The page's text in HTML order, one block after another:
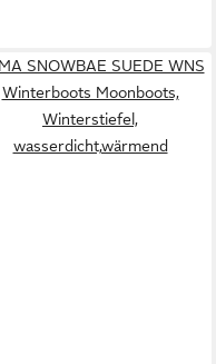
SNOWBAE SUEDE WNS
Winterboots Moonboots,
Winterstiefel,
wasserdicht,wärmend